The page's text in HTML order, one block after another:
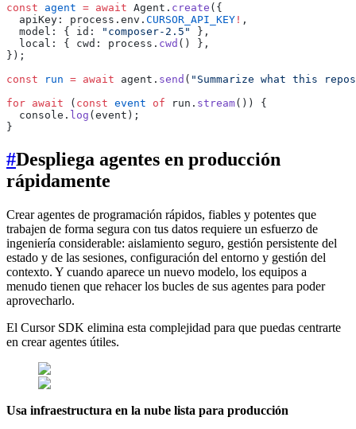
const agent = await Agent. create ({
  apiKey: process.env.
CURSOR_API_KEY ! ,
  model: { id:
"composer-2.5"
},
  local: { cwd: process.
cwd () },
});
const run = await agent. send ( "Summarize what this
for await ( const event of run. stream()) {
  console.
log (event);
}
#Despliega agentes en producción
rápidamente
Crear agentes de programación rápidos, fiables y potentes que
trabajen de forma segura con tus datos requiere un esfuerzo de
ingeniería considerable: aislamiento seguro, gestión persistente del
estado y de las sesiones, configuración del entorno y gestión del
contexto. Y cuando aparece un nuevo modelo, los equipos a
menudo tienen que rehacer los bucles de sus agentes para poder
aprovecharlo.
El Cursor SDK elimina esta complejidad para que puedas centrarte
en crear agentes útiles.
Usa infraestructura en la nube lista para producción